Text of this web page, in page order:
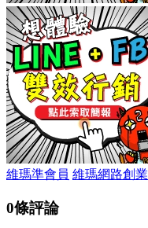
維瑪準會員 維瑪網路創業
0條評論